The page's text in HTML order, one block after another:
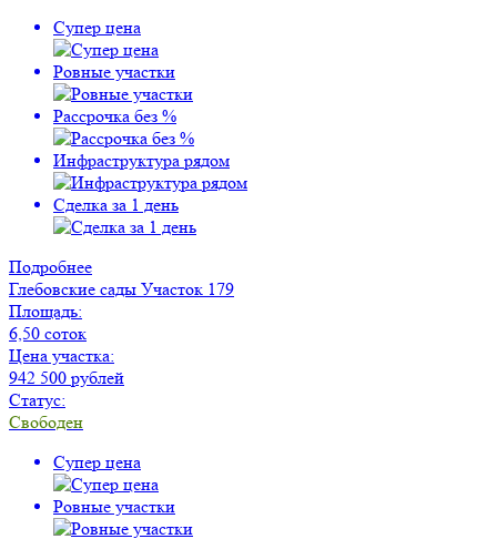
Супер цена
Ровные участки
Рассрочка без %
Инфраструктура рядом
Сделка за 1 день
Подробнее
Глебовские сады Участок 179
Площадь:
6,50 соток
Цена участка:
942 500 рублей
Статус:
Свободен
Супер цена
Ровные участки